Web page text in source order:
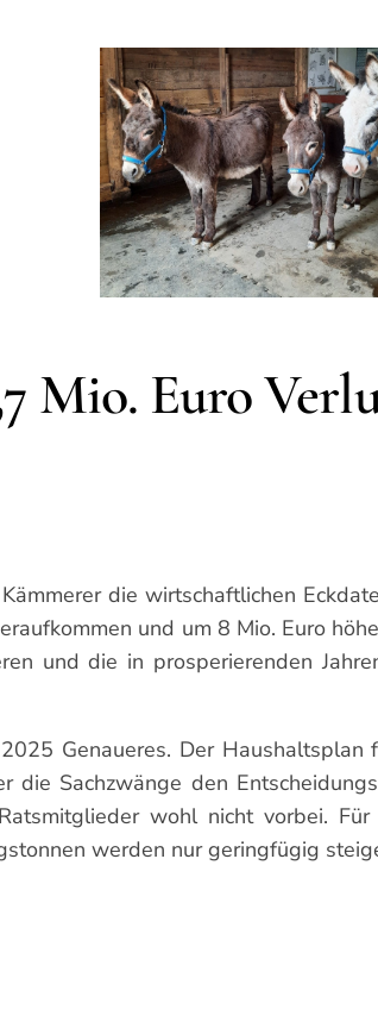
Mio. Euro
die wirtschaftlichen
und um 8 Mio. Euro
und die in prosperierenden
Genaueres. Der
Sachzwänge den
wohl nicht vorbei.
werden nur geringfügig